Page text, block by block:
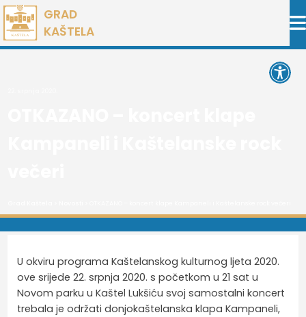
Preskoči
na
sadržaj
GRAD
KAŠTELA
U okviru programa Kaštelanskog kulturnog ljeta 2020.
ove srijede 22. srpnja 2020. s početkom u 21 sat u
Novom parku u Kaštel Lukšiću svoj samostalni koncert
trebala je održati donjokaštelanska klapa Kampaneli,